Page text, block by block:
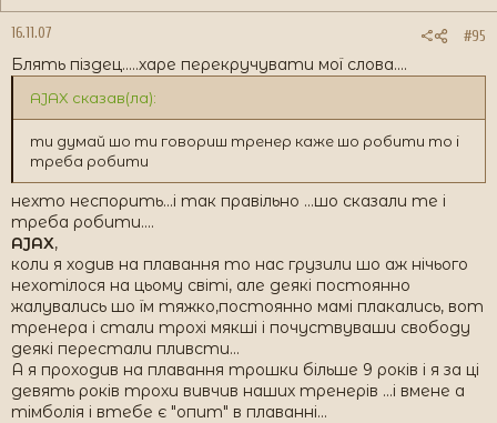
16.11.07 #95
Блять піздец.....харе перекручувати мої слова....
AJAX сказав(ла):
ти думай шо ти говориш тренер каже шо робити то і
треба робити
нехто неспорить...і так правільно ...шо сказали те і
треба робити....
AJAX,
коли я ходив на плавання то нас грузили шо аж нічього
нехотілося на цьому світі, але деякі постоянно
жалувались шо їм тяжко,постоянно мамі плакались, вот
тренера і стали трохі мякші і почуствуваши свободу
деякі перестали пливсти...
А я проходив на плавання трошки більше 9 років і я за ці
девять років трохи вивчив наших тренерів ...і вмене а
тімболія і втебе є "опит" в плаванні...